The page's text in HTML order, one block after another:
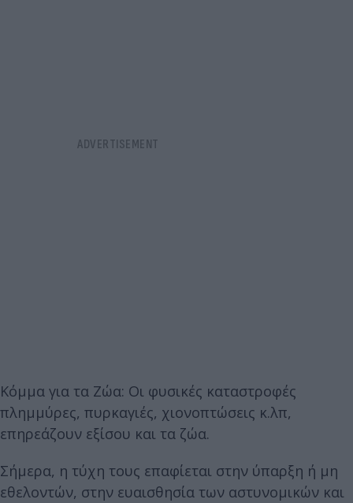
Κόμμα για τα Ζώα: Οι φυσικές καταστροφές
πλημμύρες, πυρκαγιές, χιονοπτώσεις κ.λπ,
επηρεάζουν εξίσου και τα ζώα.
Σήμερα, η τύχη τους επαφίεται στην ύπαρξη ή μη
εθελοντών, στην ευαισθησία των αστυνομικών και